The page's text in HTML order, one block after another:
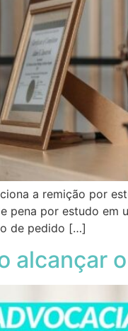
a remição por
pena por estudo em
de pedido […]
alcançar